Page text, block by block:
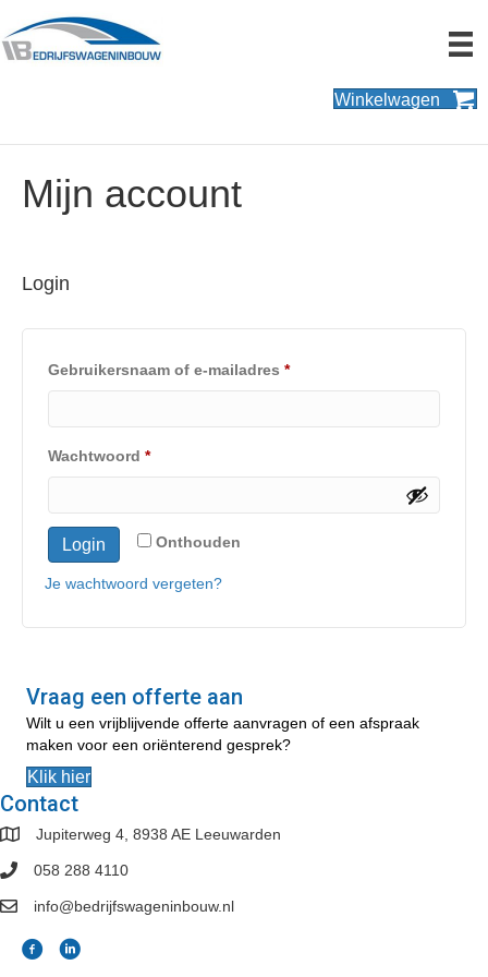
Winkelwagen
Mijn account
Login
Gebruikersnaam of e-mailadres *Vereist
Wachtwoord *Vereist
Onthouden
Login
Je wachtwoord vergeten?
Vraag een offerte aan
Wilt u een vrijblijvende offerte aanvragen of een afspraak
maken voor een oriënterend gesprek?
Klik hier
Contact
Jupiterweg 4, 8938 AE Leeuwarden
058 288 4110
info@bedrijfswageninbouw.nl